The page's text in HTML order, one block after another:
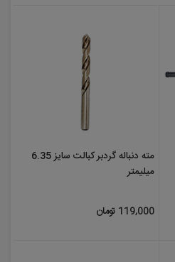
مته دنباله گردبر کبالت سایز 6.35
میلیمتر
119,000 تومان